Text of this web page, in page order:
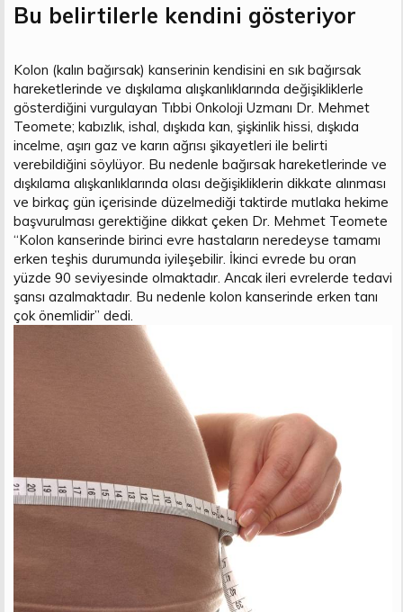
Bu belirtilerle kendini gösteriyor
Kolon (kalın bağırsak) kanserinin kendisini en sık bağırsak
hareketlerinde ve dışkılama alışkanlıklarında değişikliklerle
gösterdiğini vurgulayan Tıbbi Onkoloji Uzmanı Dr. Mehmet
Teomete; kabızlık, ishal, dışkıda kan, şişkinlik hissi, dışkıda
incelme, aşırı gaz ve karın ağrısı şikayetleri ile belirti
verebildiğini söylüyor. Bu nedenle bağırsak hareketlerinde ve
dışkılama alışkanlıklarında olası değişikliklerin dikkate alınması
ve birkaç gün içerisinde düzelmediği taktirde mutlaka hekime
başvurulması gerektiğine dikkat çeken Dr. Mehmet Teomete
“Kolon kanserinde birinci evre hastaların neredeyse tamamı
erken teşhis durumunda iyileşebilir. İkinci evrede bu oran
yüzde 90 seviyesinde olmaktadır. Ancak ileri evrelerde tedavi
şansı azalmaktadır. Bu nedenle kolon kanserinde erken tanı
çok önemlidir” dedi.